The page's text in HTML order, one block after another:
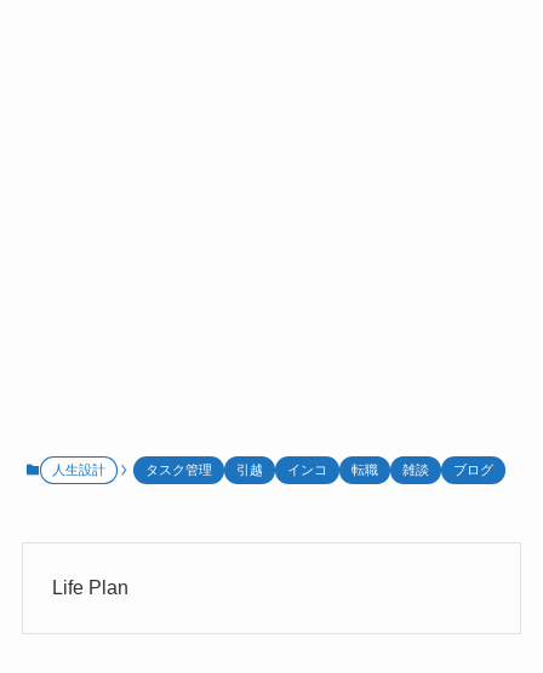
人生設計 タスク管理 引越 インコ 転職 雑談 ブログ
Life Plan